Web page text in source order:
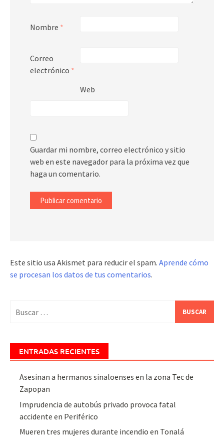
Nombre *
Correo
electrónico *
Web
Guardar mi nombre, correo electrónico y sitio
web en este navegador para la próxima vez que
haga un comentario.
Este sitio usa Akismet para reducir el spam. Aprende cómo
se procesan los datos de tus comentarios.
ENTRADAS RECIENTES
Asesinan a hermanos sinaloenses en la zona Tec de
Zapopan
Imprudencia de autobús privado provoca fatal
accidente en Periférico
Mueren tres mujeres durante incendio en Tonalá